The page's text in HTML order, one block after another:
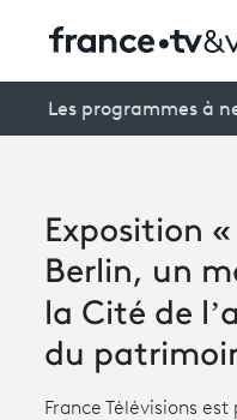
Creators
À la une
Participer et assister à
À votre écoute
Les programmes à
Exposition
Berlin, un
la Cité de
du
France Télévisions